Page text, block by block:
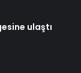
ulaştı